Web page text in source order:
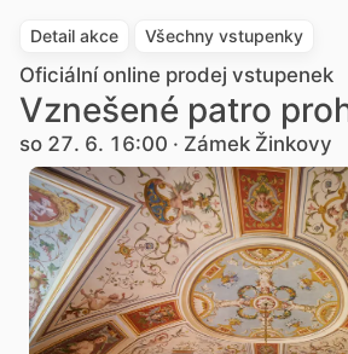
Detail akce Všechny vstupenky
Oficiální online prodej vstupenek
Vznešené patro
so 27. 6. 16:00 · Zámek Žinkovy